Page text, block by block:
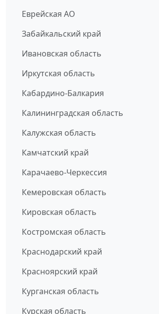
Еврейская АО
Забайкальский край
Ивановская область
Иркутская область
Кабардино-Балкария
Калининградская область
Калужская область
Камчатский край
Карачаево-Черкессия
Кемеровская область
Кировская область
Костромская область
Краснодарский край
Красноярский край
Курганская область
Курская область